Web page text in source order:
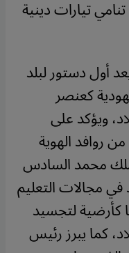
تيارات دينية
2011 الذي يعد أول دستور لبلد
كعنصر
ويؤكد على
روافد الهوية
محمد السادس
مجالات التعليم
كأرضية لتجسيد
كما يبرز رئيس